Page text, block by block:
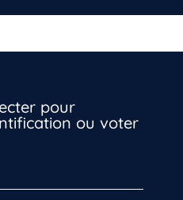
pour
ou voter